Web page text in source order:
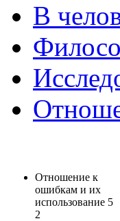
В
Отношение к
ошибкам и их
использование 5
2